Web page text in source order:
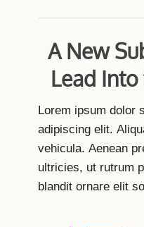
A New
Lead
Lorem ipsum dolor
adipiscing elit.
vehicula. Aenean
ultricies, ut rutrum purus
blandit ornare elit